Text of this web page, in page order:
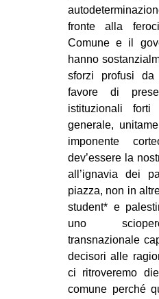
fronte alla
Comune e il
hanno
sforzi profusi
favore di
istituzionali
generale,
imponente
dev’essere la
all’ignavia dei
piazza, non in
student* e
uno
transnazionale
decisori alle
ci ritroveremo
comune perché